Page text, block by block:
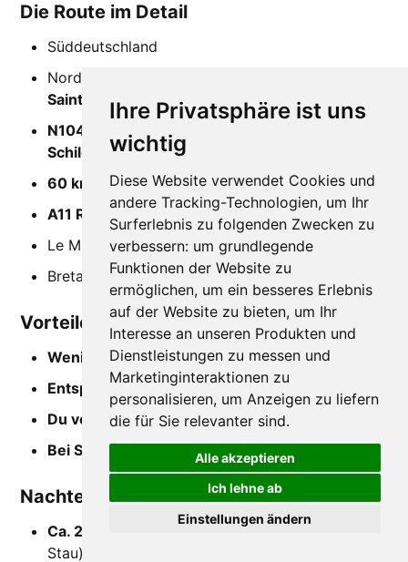
Ihre Privatsphäre ist uns
wichtig
Diese Website verwendet Cookies und
andere Tracking-Technologien, um Ihr
Surferlebnis zu folgenden Zwecken zu
verbessern: um grundlegende
Funktionen der Website zu
ermöglichen, um ein besseres Erlebnis
auf der Website zu bieten, um Ihr
Interesse an unseren Produkten und
Dienstleistungen zu messen und
Marketinginteraktionen zu
personalisieren, um Anzeigen zu liefern
die für Sie relevanter sind.
Alle akzeptieren
Ich lehne ab
Einstellungen ändern
Die Route im Detail
Süddeutschland
Nordosten Frankreichs wie oben
Saint-Georges
N104 Richtung "Nantes-Bordeaux" (grünes
Schild)
60 km südlich um Paris
A11 Richtung Chartres (blaues Schild)
Le Mans
Bretagne
Vorteile der Route
Weniger Staurisiko
Entspannte Anreise, weniger Verkehr
Du vermeidest die Pariser Ringstraße komplett
Bei Stau in Paris
schneller als Option A
Nachteile der Route
Ca. 20-30 Min. länger
als durch Paris (ohne
Stau)